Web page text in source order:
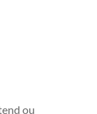
ou